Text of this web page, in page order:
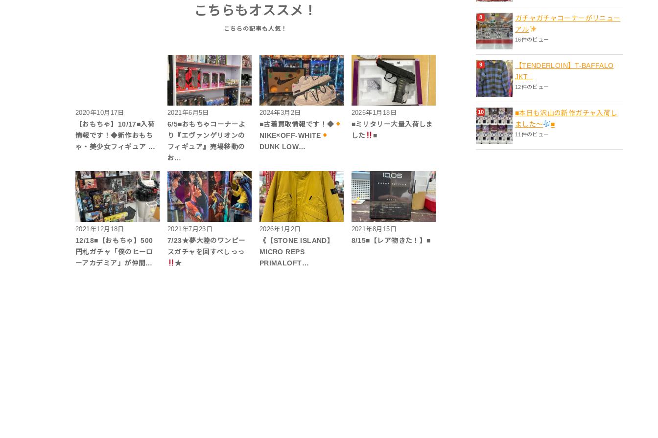
こちらもオススメ！
2020年10月17日
【おもちゃ】10/17■入荷
情報です！◆新作おもち
ゃ・美少女フィギュア …
2021年6月5日
6/5■おもちゃコーナーよ
り『エヴァンゲリオンの
フィギュア』売場移動の
お…
2024年3月2日
■古着買取情報です！◆
NIKE×OFF-WHITE
DUNK LOW…
2026年1月18日
■ミリタリー大量入荷しま
した
■
2021年12月18日
12/18■【おもちゃ】500
円札ガチャ「僕のヒーロ
ーアカデミア」が仲間…
2021年7月23日
7/23★夢大陸のワンピー
スガチャを回すべしっっ
★
2026年1月2日
《【STONE ISLAND】
MICRO REPS
PRIMALOFT…
2021年8月15日
8/15■【レア物きた！】■
ガチャガチャコーナーがリニュー
アル
16件のビュー
【TENDERLOIN】T-BAFFALO
JKT...
12件のビュー
■本日も沢山の新作ガチャ入荷し
ました〜
■
11件のビュー